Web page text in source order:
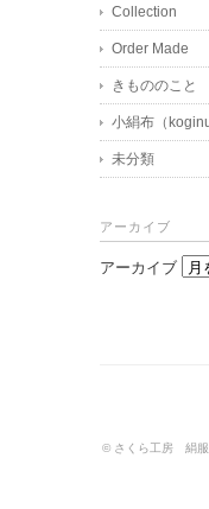
Collection
Order Made
きもののこと
小絹布（koginu
未分類
アーカイブ
アーカイブ
© さくら工房 絹服